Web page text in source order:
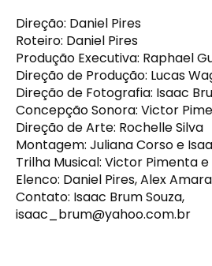
Direção: Daniel Pires
Roteiro: Daniel Pires
Produção Executiva: Raphael
Direção de Produção: Lucas
Direção de Fotografia: Isaac
Concepção Sonora: Victor
Direção de Arte: Rochelle Silva
Montagem: Juliana Corso e
Trilha Musical: Victor Pimenta
Elenco: Daniel Pires, Alex
Contato: Isaac Brum Souza,
isaac_brum@yahoo.com.br